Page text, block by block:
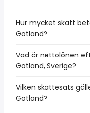
Hur mycket skatt
Gotland?
Vad är nettolönen
Gotland, Sverige?
Vilken skattesats
Gotland?